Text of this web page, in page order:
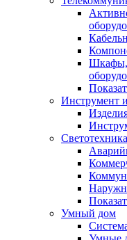
Шкафы,
Инструмент
Светотехника
Умный дом